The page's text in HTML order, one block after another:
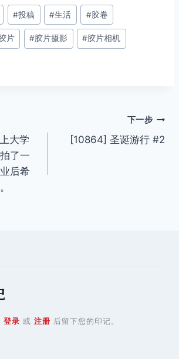
#投稿 #生活 #胶卷
片 #胶片摄影 #胶片相机
大学
了一
后希
下一步
[10864] 圣诞游行 #2
登录 或 注册 后留下您的印记。